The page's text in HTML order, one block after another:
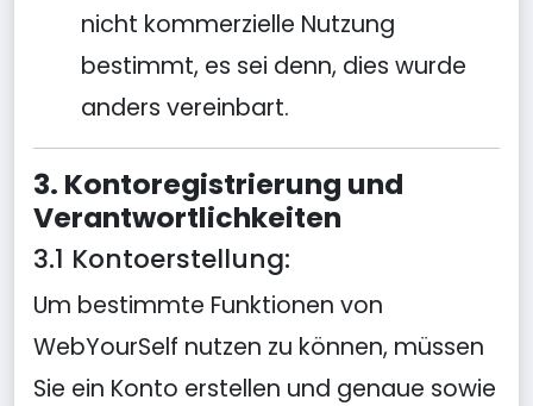
nicht kommerzielle Nutzung
bestimmt, es sei denn, dies wurde
anders vereinbart.
3. Kontoregistrierung und
Verantwortlichkeiten
3.1 Kontoerstellung:
Um bestimmte Funktionen von
WebYourSelf nutzen zu können, müssen
Sie ein Konto erstellen und genaue sowie